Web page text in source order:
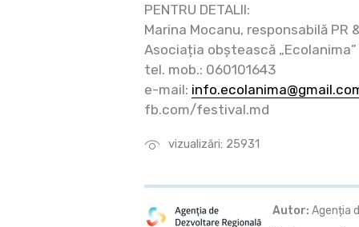
vizualizări: 25931
PENTRU DETALII:
Marina Mocanu, responsabilă PR
Asociația obștească „Ecolanima”
tel. mob.: 060101643
e-mail:
fb.com/festival.md
Autor: Agenția